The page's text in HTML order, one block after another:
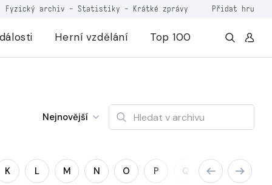
Fyzický archiv - Statistiky - Krátké zprávy Přidat hru
Herní vzdělání Top 100
Nejnovější
K L M N O P Q R S